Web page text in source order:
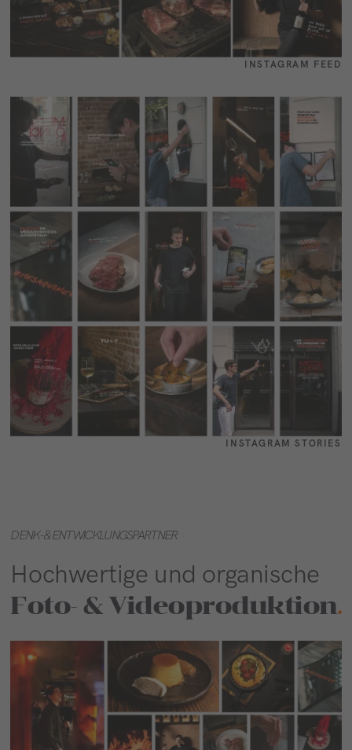
INSTAGRAM FEED
INSTAGRAM STORIES
DENK- & ENTWICKLUNGSPARTNER
Hochwertige und organische
Foto- & Videoproduktion.